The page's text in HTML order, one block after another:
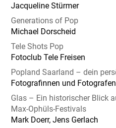
Jacqueline Stürmer
Generations of Pop
Michael Dorscheid
Tele Shots Pop
Fotoclub Tele Freisen
Popland Saarland – dein
Fotografinnen und
Glas – Ein historischer Blick
Max-Ophüls-Festivals
Mark Doerr, Jens Gerlach